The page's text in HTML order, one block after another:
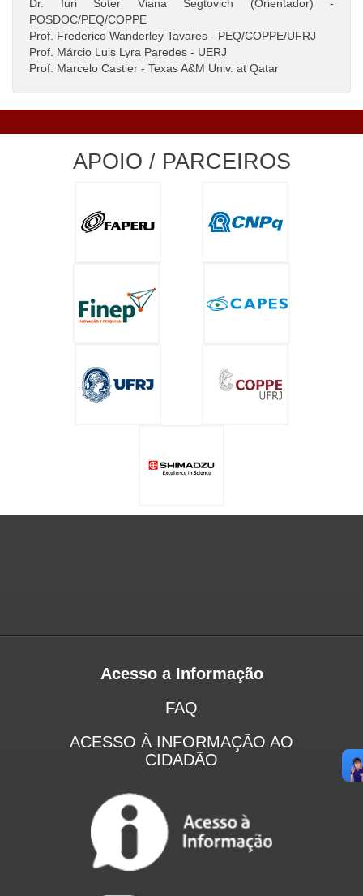
Dr. Iuri Soter Viana Segtovich (Orientador) -
POSDOC/PEQ/COPPE
Prof. Frederico Wanderley Tavares - PEQ/COPPE/UFRJ
Prof. Márcio Luis Lyra Paredes - UERJ
Prof. Marcelo Castier - Texas A&M Univ. at Qatar
APOIO / PARCEIROS
Acesso a Informação
FAQ
ACESSO À INFORMAÇÃO AO
CIDADÃO